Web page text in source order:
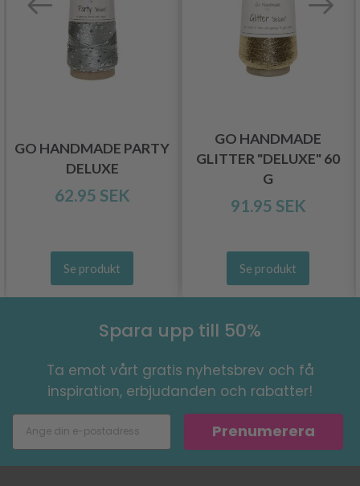
GO HANDMADE PARTY
DELUXE
62.95 SEK
Se produkt
GO HANDMADE
GLITTER "DELUXE" 60
G
91.95 SEK
Se produkt
Spara upp till 50%
Ta emot vårt gratis nyhetsbrev och få
inspiration, erbjudanden och rabatter!
Prenumerera